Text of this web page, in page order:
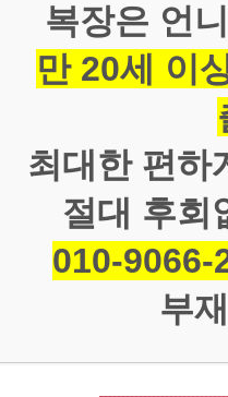
복장은 언
만 20세 이
최대한 편하
절대 후회
010-9066-
부